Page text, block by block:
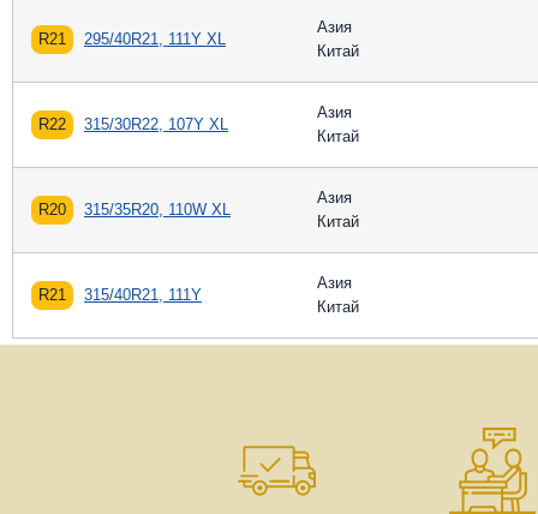
R21 295/40R21, 111Y XL
Азия
Китай
R22 315/30R22, 107Y XL
Азия
Китай
R20 315/35R20, 110W XL
Азия
Китай
R21 315/40R21, 111Y
Азия
Китай